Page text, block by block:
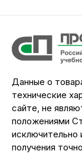
Данные о
технические
сайте, не
положениями
исключительно
получения